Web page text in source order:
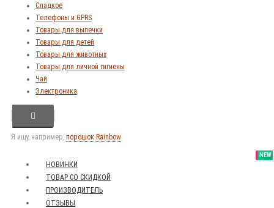
Сладкое
Телефоны и GPRS
Товары для выпечки
Товары для детей
Товары для животных
Товары для личной гигиены
Чай
Электроника
Я ищу, например, порошок Rainbow
NEW
НОВИНКИ
SALE
ТОВАР СО СКИДКОЙ
NEW
ПРОИЗВОДИТЕЛЬ
NEW
ОТЗЫВЫ